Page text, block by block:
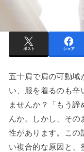
ポスト シェア
五十肩で肩の可動域
い、服を着るのも辛
ませんか？「もう
んか。しかし、そ
性があります。この
い複合的な原因と、